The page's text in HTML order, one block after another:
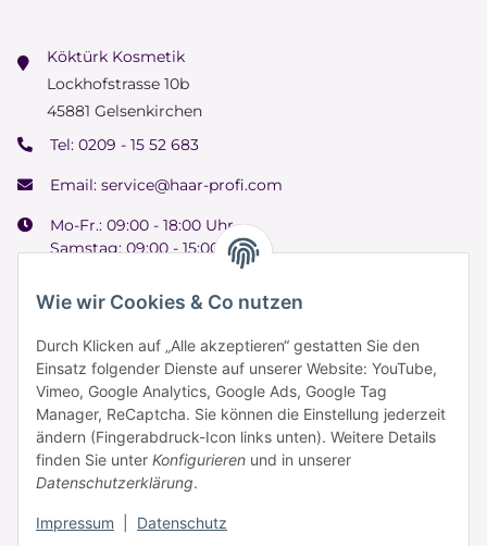
Wie wir Cookies & Co nutzen
Durch Klicken auf „Alle akzeptieren“ gestatten Sie den
Einsatz folgender Dienste auf unserer Website: YouTube,
Vimeo, Google Analytics, Google Ads, Google Tag
Manager, ReCaptcha. Sie können die Einstellung jederzeit
ändern (Fingerabdruck-Icon links unten). Weitere Details
finden Sie unter Konfigurieren und in unserer
Datenschutzerklärung.
Impressum Datenschutz
Köktürk Kosmetik
Lockhofstrasse 10b
45881 Gelsenkirchen
Tel: 0209 - 15 52 683
Email: service@haar-profi.com
Mo-Fr.: 09:00 - 18:00 Uhr
Samstag: 09:00 - 15:00 Uhr
Informationen
Zahlung & Versand